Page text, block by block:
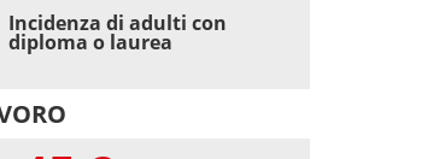
Incidenza di adulti con
diploma o laurea